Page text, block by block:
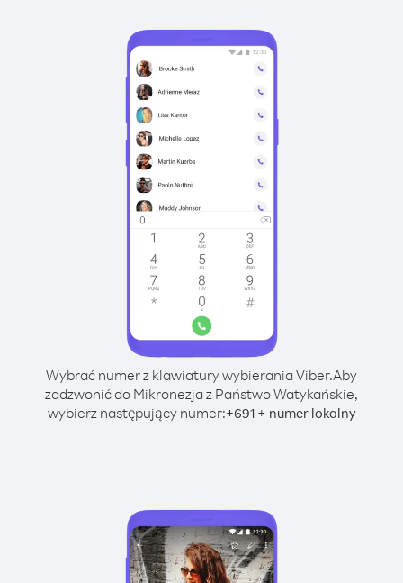
Wybrać numer z klawiatury wybierania Viber.Aby
zadzwonić do Mikronezja z Państwo Watykańskie,
wybierz następujący numer:+691+ numer lokalny